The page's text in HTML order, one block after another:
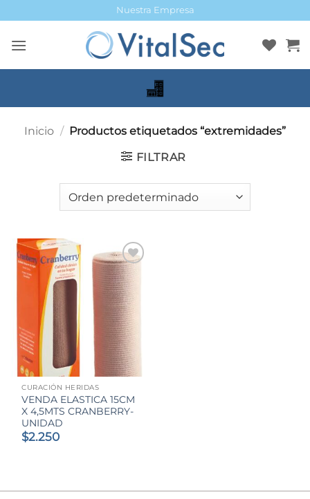
al
contenido
Nuestra Empresa
Inicio / Productos etiquetados “extremidades”
FILTRAR
CURACIÓN HERIDAS
VENDA ELASTICA 15CM
X 4,5MTS CRANBERRY-
UNIDAD
$2.250